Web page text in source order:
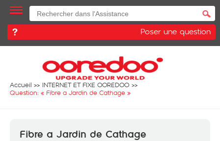
Poser une question
Accueil
INTERNET ET FIXE OOREDOO
Question: « Fibre a Jardin de Cathage »
Fibre a Jardin de Cathage